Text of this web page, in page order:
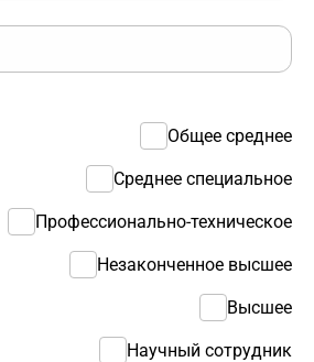
Общее среднее
Среднее специальное
Профессионально-техническое
Незаконченное высшее
Высшее
Научный сотрудник